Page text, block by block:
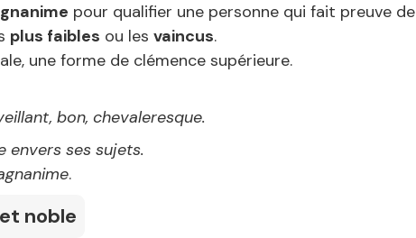
pour qualifier une personne qui fait preuve de
plus faibles ou les vaincus.
une forme de clémence supérieure.
bon, chevaleresque.
envers ses sujets.
.
noble